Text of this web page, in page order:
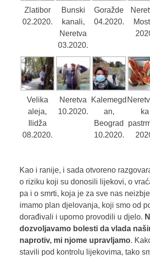
Zlatibor
02.2020.
Bunski
kanali,
Neretva
03.2020.
Goražde
04.2020.
Velika
aleja,
Ilidža
08.2020.
Neretva
10.2020.
Kalemegd
an,
Beograd
10.2020.
ka
Kao i ranije, i sada otvoreno
o riziku koji su donosili lijekovi, o
pa i o smrti, koja je za sve nas
imamo plan djelovanja, koji smo od
dorađivali i uporno provodili u djelo.
dozvoljavamo bolesti da vlada
naprotiv, mi njome upravljamo.
stavili pod kontrolu lijekovima, tako